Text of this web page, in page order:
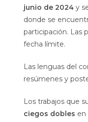
junio de 2024 y
donde se
participación. Las
fecha límite.
Las lenguas del
resúmenes y
Los trabajos que
ciegos dobles en